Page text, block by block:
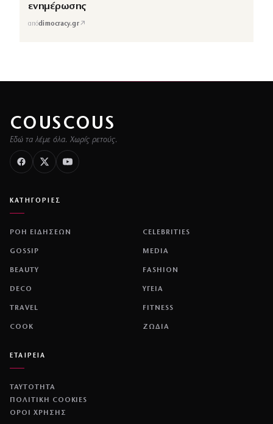
ενημέρωσης
απόdimocracy.gr↗
COUSCOUS
Εδώ τα λέμε όλα. Χωρίς ρετούς.
ΚΑΤΗΓΟΡΙΕΣ
ΡΟΗ ΕΙΔΗΣΕΩΝ CELEBRITIES
GOSSIP MEDIA
BEAUTY FASHION
DECO ΥΓΕΙΑ
TRAVEL FITNESS
COOK ΖΩΔΙΑ
ΕΤΑΙΡΕΙΑ
ΤΑΥΤΟΤΗΤΑ
ΠΟΛΙΤΙΚΉ COOKIES
ΌΡΟΙ ΧΡΉΣΗΣ